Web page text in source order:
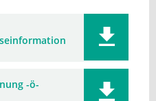
-ö-